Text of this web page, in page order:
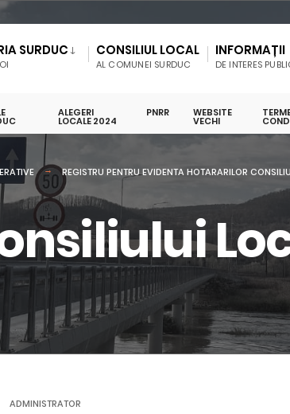
SURDUC CONSILIUL LOCAL
AL COMUNEI SURDUC
INFORMAȚII
DE INTERES
ALEGERI
LOCALE 2024
PNRR WEBSITE
VECHI
REGISTRU PENTRU EVIDENTA HOTARARILOR
ADMINISTRATOR